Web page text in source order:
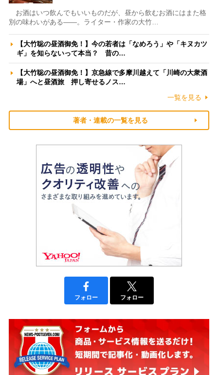
お酒はいつ飲んでもいいものだが、昼から飲むお酒にはまた格
別の味わいがある――。ライター・作家の大竹…
【大竹聡の昼酒御免！】今の若者は「なめろう」や「キヌカツ
ギ」を知らないって本当？ 昔の…
【大竹聡の昼酒御免！】京急線で多摩川越えて「川崎の大衆酒
場」へと昼酒旅 押し寄せるノス…
一覧を見る
著者・連載の一覧を見る
フォロー フォロー